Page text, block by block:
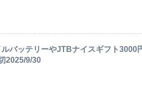
バッテリーやJTBナイスギフト3000
2025/9/30